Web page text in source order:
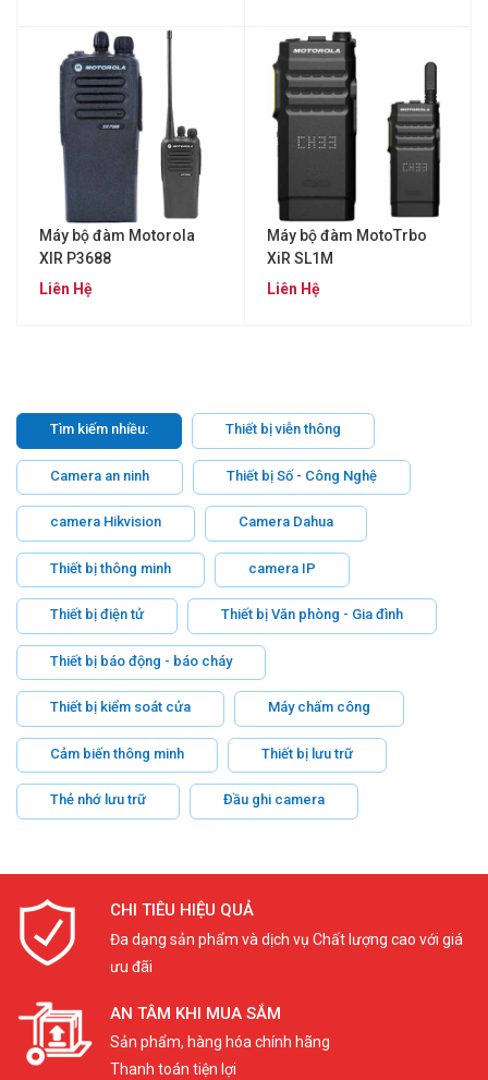
Máy bộ đàm Motorola
XIR P3688
Liên Hệ
Máy bộ đàm MotoTrbo
XiR SL1M
Liên Hệ
Tìm kiếm nhiều: Thiết bị viễn thông
Camera an ninh Thiết bị Số - Công Nghệ
camera Hikvision Camera Dahua
Thiết bị thông minh camera IP
Thiết bị điện tử Thiết bị Văn phòng - Gia đình
Thiết bị báo động - báo cháy
Thiết bị kiểm soát cửa Máy chấm công
Cảm biến thông minh Thiết bị lưu trữ
Thẻ nhớ lưu trữ Đầu ghi camera
CHI TIÊU HIỆU QUẢ
Đa dạng sản phẩm và dịch vụ Chất lượng cao với giá
ưu đãi
AN TÂM KHI MUA SẮM
Sản phẩm, hàng hóa chính hãng
Thanh toán tiện lợi